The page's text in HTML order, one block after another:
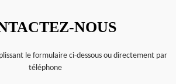
NOUS
le formulaire ci-dessous ou directement par
téléphone